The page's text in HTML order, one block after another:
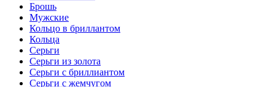
Брошь
Мужские
Кольцо в бриллантом
Кольца
Серьги
Серьги из золота
Серьги с бриллиантом
Серьги с жемчугом